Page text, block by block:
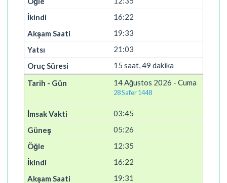
16:22
19:33
21:03
15 saat, 49 dakika
14 Ağustos 2026 - Cuma
28 Safer 1448
03:45
05:26
12:35
16:22
19:31